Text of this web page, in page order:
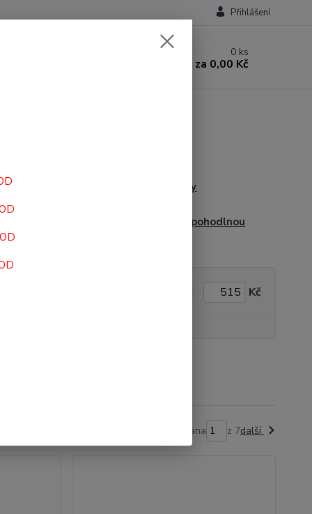
Přihlášení
0 ks
za 0,00 Kč
vložky Podpatěnky
Vložky pro pohodlnou
Kč
strana z 7další